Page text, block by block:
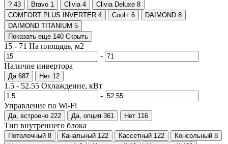
? 43 Bravo 1 Clivia 4 Clivia Deluxe 8
COMFORT PLUS INVERTER 4 Cool+ 6 DAIMOND 8
DAIMOND TITANIUM 5
Показать еще 140 Скрыть
15 - 71 На площадь, м2
-
Наличие инвертора
Да 687 Нет 12
1.5 - 52.55 Охлаждение, кВт
-
Управление по Wi-Fi
Да, встроено 222 Да, опция 361 Нет 116
Тип внутреннего блока
Потолочный 8 Канальный 122 Кассетный 122 Консольный 8